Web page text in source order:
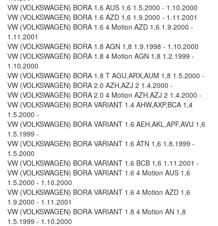
VW (VOLKSWAGEN) BORA 1.6 AUS 1,6 1.5.2000 - 1.10.2000
VW (VOLKSWAGEN) BORA 1.6 AZD 1,6 1.9.2000 - 1.11.2001
VW (VOLKSWAGEN) BORA 1.6 4 Motion AZD 1,6 1.9.2000 -
1.11.2001
VW (VOLKSWAGEN) BORA 1.8 AGN 1,8 1.9.1998 - 1.10.2000
VW (VOLKSWAGEN) BORA 1.8 4 Motion AGN 1,8 1.2.1999 -
1.10.2000
VW (VOLKSWAGEN) BORA 1.8 T AGU,ARX,AUM 1,8 1.5.2000 -
VW (VOLKSWAGEN) BORA 2.0 AZH,AZJ 2 1.4.2000 -
VW (VOLKSWAGEN) BORA 2.0 4 Motion AZH,AZJ 2 1.4.2000 -
VW (VOLKSWAGEN) BORA VARIANT 1.4 AHW,AXP,BCA 1,4
1.5.2000 -
VW (VOLKSWAGEN) BORA VARIANT 1.6 AEH,AKL,APF,AVU 1,6
1.5.1999 -
VW (VOLKSWAGEN) BORA VARIANT 1.6 ATN 1,6 1.8.1999 -
1.5.2000
VW (VOLKSWAGEN) BORA VARIANT 1.6 BCB 1,6 1.11.2001 -
VW (VOLKSWAGEN) BORA VARIANT 1.6 4 Motion AUS 1,6
1.5.2000 - 1.10.2000
VW (VOLKSWAGEN) BORA VARIANT 1.6 4 Motion AZD 1,6
1.9.2000 - 1.11.2001
VW (VOLKSWAGEN) BORA VARIANT 1.8 4 Motion AN 1,8
1.5.1999 - 1.10.2000